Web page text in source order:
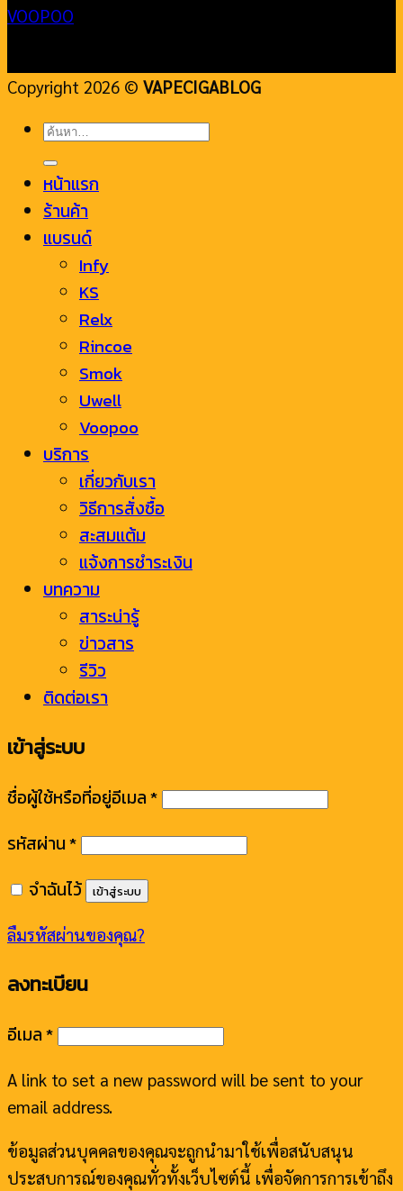
VOOPOO
Copyright 2026 © VAPECIGABLOG
ค้นหา:
หน้าแรก
ร้านค้า
แบรนด์
Infy
KS
Relx
Rincoe
Smok
Uwell
Voopoo
บริการ
เกี่ยวกับเรา
วิธีการสั่งซื้อ
สะสมแต้ม
แจ้งการชำระเงิน
บทความ
สาระน่ารู้
ข่าวสาร
รีวิว
ติดต่อเรา
เข้าสู่ระบบ
ชื่อผู้ใช้หรือที่อยู่อีเมล*
รหัสผ่าน*
จำฉันไว้ เข้าสู่ระบบ
ลืมรหัสผ่านของคุณ?
ลงทะเบียน
อีเมล*
A link to set a new password will be sent to your
email address.
ข้อมูลส่วนบุคคลของคุณจะถูกนำมาใช้เพื่อสนับสนุน
ประสบการณ์ของคุณทั่วทั้งเว็บไซต์นี้ เพื่อจัดการการเข้าถึง